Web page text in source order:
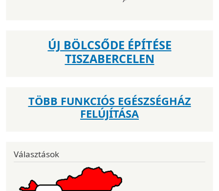
ÚJ BÖLCSŐDE ÉPÍTÉSE
TISZABERCELEN
TÖBB FUNKCIÓS EGÉSZSÉGHÁZ
FELÚJÍTÁSA
Választások